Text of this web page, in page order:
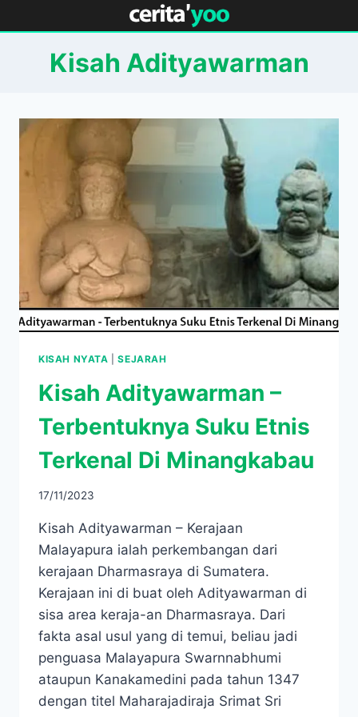
to
Kisah Adityawarman
KISAH NYATA |SEJARAH
Kisah Adityawarman –
Terbentuknya Suku Etnis
Terkenal Di Minangkabau
17/11/2023
Kisah Adityawarman – Kerajaan
Malayapura ialah perkembangan dari
kerajaan Dharmasraya di Sumatera.
Kerajaan ini di buat oleh Adityawarman di
sisa area keraja-an Dharmasraya. Dari
fakta asal usul yang di temui, beliau jadi
penguasa Malayapura Swarnnabhumi
ataupun Kanakamedini pada tahun 1347
dengan titel Maharajadiraja Srimat Sri